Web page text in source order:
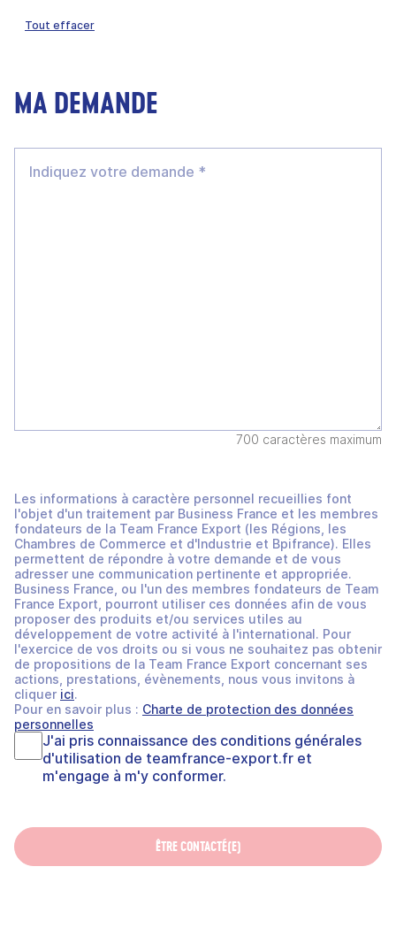
Tout effacer
MA DEMANDE
700 caractères maximum
Les informations à caractère personnel recueillies font
l'objet d'un traitement par Business France et les membres
fondateurs de la Team France Export (les Régions, les
Chambres de Commerce et d'Industrie et Bpifrance). Elles
permettent de répondre à votre demande et de vous
adresser une communication pertinente et appropriée.
Business France, ou l'un des membres fondateurs de Team
France Export, pourront utiliser ces données afin de vous
proposer des produits et/ou services utiles au
développement de votre activité à l'international. Pour
l'exercice de vos droits ou si vous ne souhaitez pas obtenir
de propositions de la Team France Export concernant ses
actions, prestations, évènements, nous vous invitons à
cliquer ici.
Pour en savoir plus : Charte de protection des données
personnelles
J'ai pris connaissance des conditions générales
d'utilisation de teamfrance-export.fr et
m'engage à m'y conformer.
ÊTRE CONTACTÉ(E)